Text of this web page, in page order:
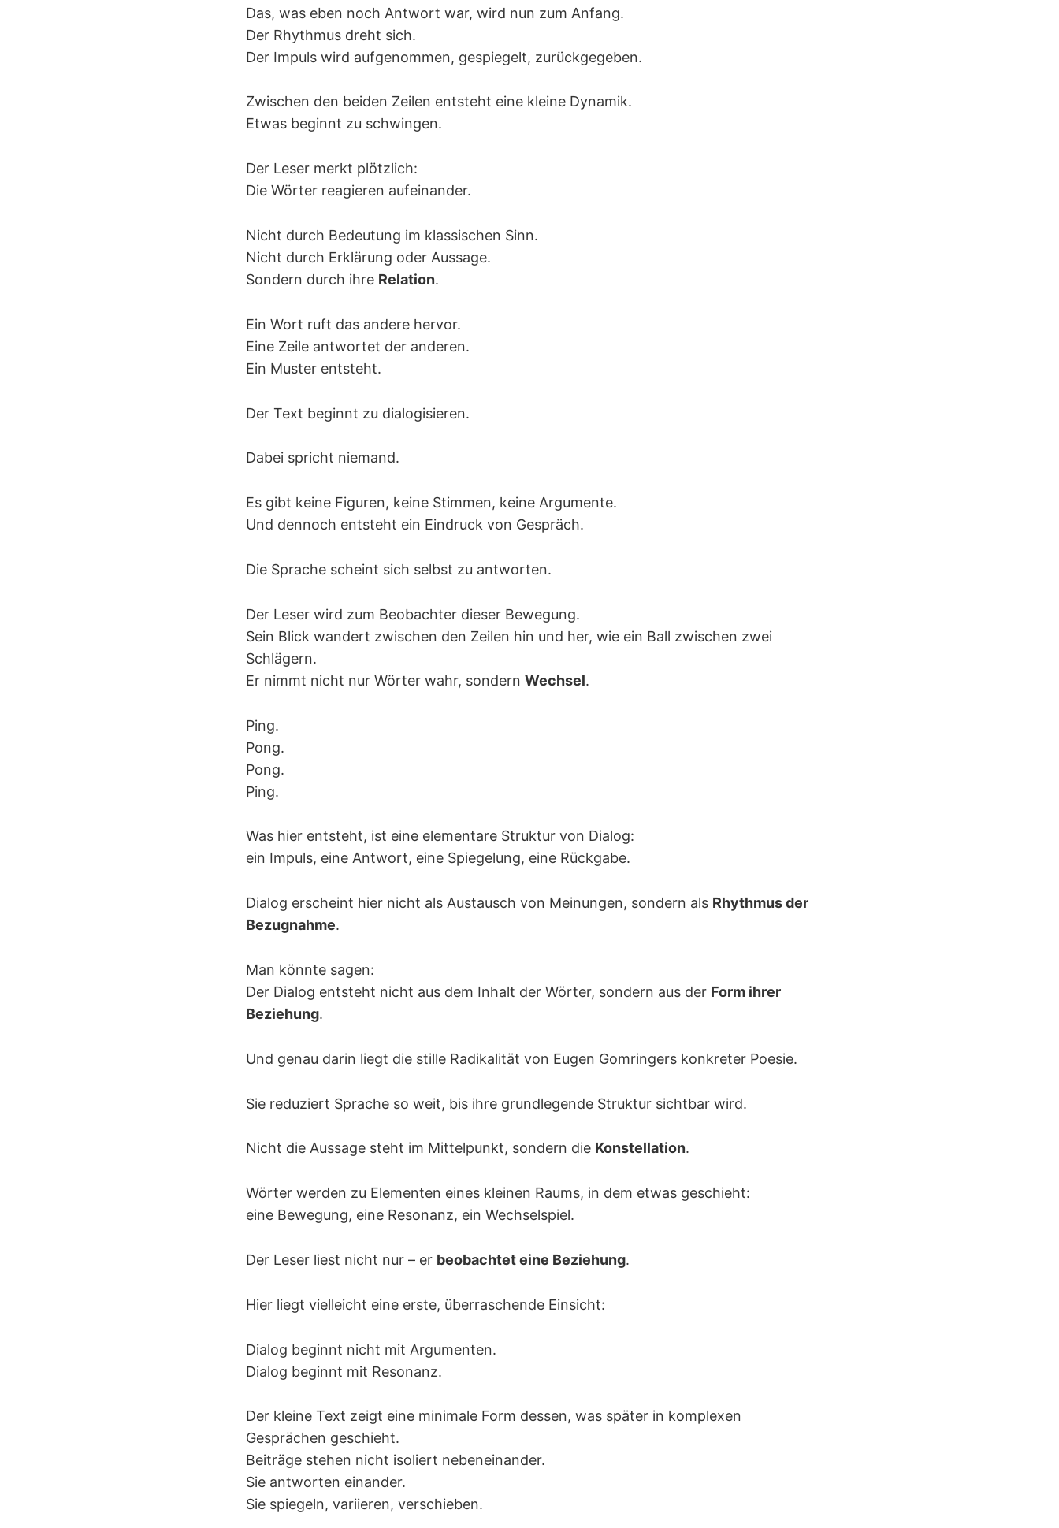
Das, was eben noch Antwort war, wird nun zum Anfang.
Der Rhythmus dreht sich.
Der Impuls wird aufgenommen, gespiegelt, zurückgegeben.
Zwischen den beiden Zeilen entsteht eine kleine Dynamik.
Etwas beginnt zu schwingen.
Der Leser merkt plötzlich:
Die Wörter reagieren aufeinander.
Nicht durch Bedeutung im klassischen Sinn.
Nicht durch Erklärung oder Aussage.
Sondern durch ihre Relation.
Ein Wort ruft das andere hervor.
Eine Zeile antwortet der anderen.
Ein Muster entsteht.
Der Text beginnt zu dialogisieren.
Dabei spricht niemand.
Es gibt keine Figuren, keine Stimmen, keine Argumente.
Und dennoch entsteht ein Eindruck von Gespräch.
Die Sprache scheint sich selbst zu antworten.
Der Leser wird zum Beobachter dieser Bewegung.
Sein Blick wandert zwischen den Zeilen hin und her, wie ein Ball zwischen zwei
Schlägern.
Er nimmt nicht nur Wörter wahr, sondern Wechsel.
Ping.
Pong.
Pong.
Ping.
Was hier entsteht, ist eine elementare Struktur von Dialog:
ein Impuls, eine Antwort, eine Spiegelung, eine Rückgabe.
Dialog erscheint hier nicht als Austausch von Meinungen, sondern als Rhythmus der
Bezugnahme.
Man könnte sagen:
Der Dialog entsteht nicht aus dem Inhalt der Wörter, sondern aus der Form ihrer
Beziehung.
Und genau darin liegt die stille Radikalität von Eugen Gomringers konkreter Poesie.
Sie reduziert Sprache so weit, bis ihre grundlegende Struktur sichtbar wird.
Nicht die Aussage steht im Mittelpunkt, sondern die Konstellation.
Wörter werden zu Elementen eines kleinen Raums, in dem etwas geschieht:
eine Bewegung, eine Resonanz, ein Wechselspiel.
Der Leser liest nicht nur – er beobachtet eine Beziehung.
Hier liegt vielleicht eine erste, überraschende Einsicht:
Dialog beginnt nicht mit Argumenten.
Dialog beginnt mit Resonanz.
Der kleine Text zeigt eine minimale Form dessen, was später in komplexen
Gesprächen geschieht.
Beiträge stehen nicht isoliert nebeneinander.
Sie antworten einander.
Sie spiegeln, variieren, verschieben.